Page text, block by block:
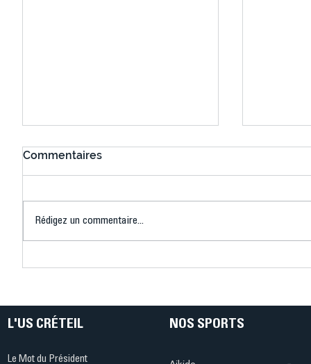
Ping ? Quand le tennis de
termine
Commentaires
Rédigez un commentaire...
L'US CRÉTEIL
Le Mot du Président
NOS SPORTS